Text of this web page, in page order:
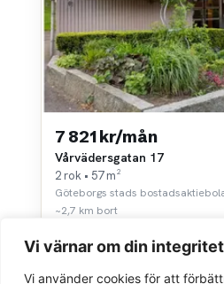
Vi värnar om din integritet
Vi använder cookies för att
7 821 kr/mån
Vårvädersgatan 17
2 rok • 57 m²
Göteborgs stads
~2,7 km bort